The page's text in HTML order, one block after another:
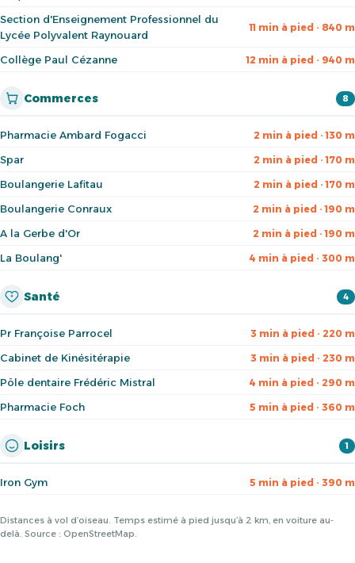
Section d'Enseignement Professionnel du
Lycée Polyvalent Raynouard
11 min à pied · 840 m
Collège Paul Cézanne 12 min à pied · 940 m
Commerces 8
Pharmacie Ambard Fogacci 2 min à pied · 130 m
Spar 2 min à pied · 170 m
Boulangerie Lafitau 2 min à pied · 170 m
Boulangerie Conraux 2 min à pied · 190 m
A la Gerbe d'Or 2 min à pied · 190 m
La Boulang' 4 min à pied · 300 m
Santé 4
Pr Françoise Parrocel 3 min à pied · 220 m
Cabinet de Kinésitérapie 3 min à pied · 230 m
Pôle dentaire Frédéric Mistral 4 min à pied · 290 m
Pharmacie Foch 5 min à pied · 360 m
Loisirs 1
Iron Gym 5 min à pied · 390 m
Distances à vol d’oiseau. Temps estimé à pied jusqu’à 2 km, en voiture au-
delà. Source : OpenStreetMap.